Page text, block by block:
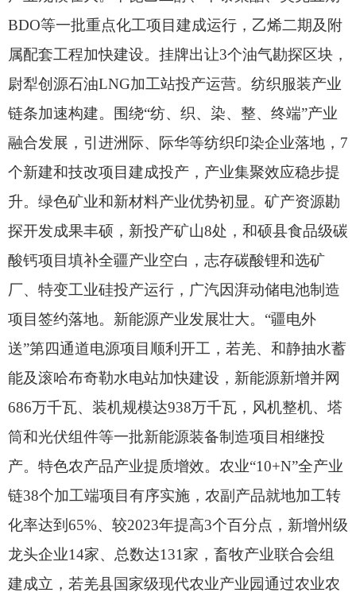
BDO等一批重点化工项目建成运行， 乙烯二期及附
属配套工程加快建设。 挂牌出让3个油气勘探区块，
尉犁创源石油LNG加工站投产运营。 纺织服装产业
链条加速构建。
围绕“纺、 织、 染、 整、 终端”产业
融合发展， 引进洲际、 际华等纺织印染企业落地， 7
个新建和技改项目建成投产， 产业集聚效应稳步提
升。 绿色矿业和新材料产业优势初显。 矿产资源勘
探开发成果丰硕， 新投产矿山8处， 和硕县食品级碳
酸钙项目填补全疆产业空白， 志存碳酸锂和选矿
厂、 特变工业硅投产运行， 广汽因湃动储电池制造
项目签约落地。 新能源产业发展壮大。 “疆电外
送”第四通道电源项目顺利开工， 若羌、 和静抽水蓄
能及滚哈布奇勒水电站加快建设， 新能源新增并网
686万千瓦、 装机规模达938万千瓦， 风机整机、 塔
筒和光伏组件等一批新能源装备制造项目相继投
产。 特色农产品产业提质增效。 农业“10+N”全产业
链38个加工端项目有序实施， 农副产品就地加工转
化率达到65%、 较2023年提高3个百分点， 新增州级
龙头企业14家、 总数达131家， 畜牧产业联合会组
建成立， 若羌县国家级现代农业产业园通过农业农